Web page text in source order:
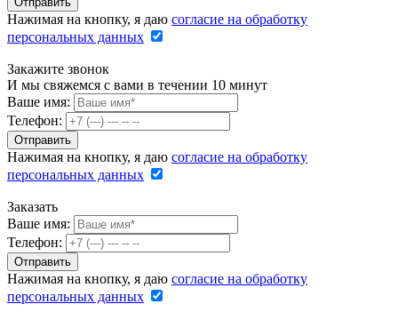
Нажимая на кнопку, я даю согласие на обработку
персональных данных
Закажите звонок
И мы свяжемся с вами в течении 10 минут
Ваше имя:
Телефон:
Нажимая на кнопку, я даю согласие на обработку
персональных данных
Заказать
Ваше имя:
Телефон:
Нажимая на кнопку, я даю согласие на обработку
персональных данных